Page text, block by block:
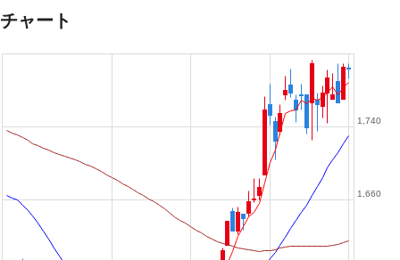
チャート
1,660
1,740